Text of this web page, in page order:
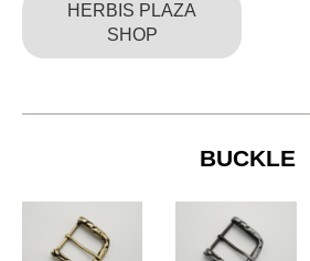
HERBIS PLAZA
SHOP
BUCKLE